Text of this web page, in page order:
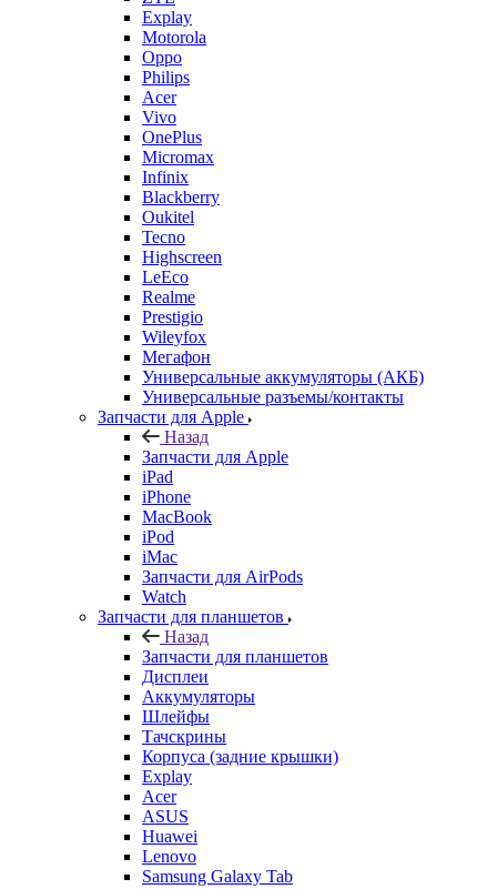
Explay
Motorola
Oppo
Philips
Acer
Vivo
OnePlus
Micromax
Infinix
Blackberry
Oukitel
Tecno
Highscreen
LeEco
Realme
Prestigio
Wileyfox
Мегафон
Универсальные аккумуляторы (АКБ)
Универсальные разъемы/контакты
Запчасти для Apple
Назад
Запчасти для Apple
iPad
iPhone
MacBook
iPod
iMac
Запчасти для AirPods
Watch
Запчасти для планшетов
Назад
Запчасти для планшетов
Дисплеи
Аккумуляторы
Шлейфы
Тачскрины
Корпуса (задние крышки)
Explay
Acer
ASUS
Huawei
Lenovo
Samsung Galaxy Tab